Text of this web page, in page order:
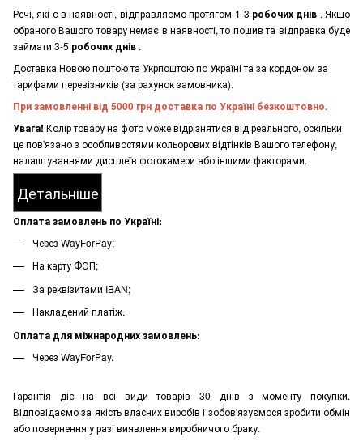
Речі, які є в наявності, відправляємо протягом 1-3 робочих днів . Якщо
обраного Вашого товару немає в наявності, то пошив та відправка буде
займати 3-5 робочих днів .
Доставка Новою поштою та Укрпоштою по Україні та за кордоном за
тарифами перевізників (за рахунок замовника).
При замовленні від 5000 грн доставка по Україні безкоштовно.
Увага! Колір товару на фото може відрізнятися від реального, оскільки
це пов'язано з особливостями кольорових відтінків Вашого телефону,
налаштуваннями дисплеїв фотокамери або іншими факторами.
Детальніше
Оплата замовлень по Україні:
Через WayForPay;
На карту ФОП;
За реквізитами IBAN;
Накладений платіж.
Оплата для міжнародних замовлень:
Через WayForPay.
Гарантія діє на всі види товарів 30 днів з моменту покупки.
Відповідаємо за якість власних виробів і зобов'язуємося зробити обмін
або повернення у разі виявлення виробничого браку.